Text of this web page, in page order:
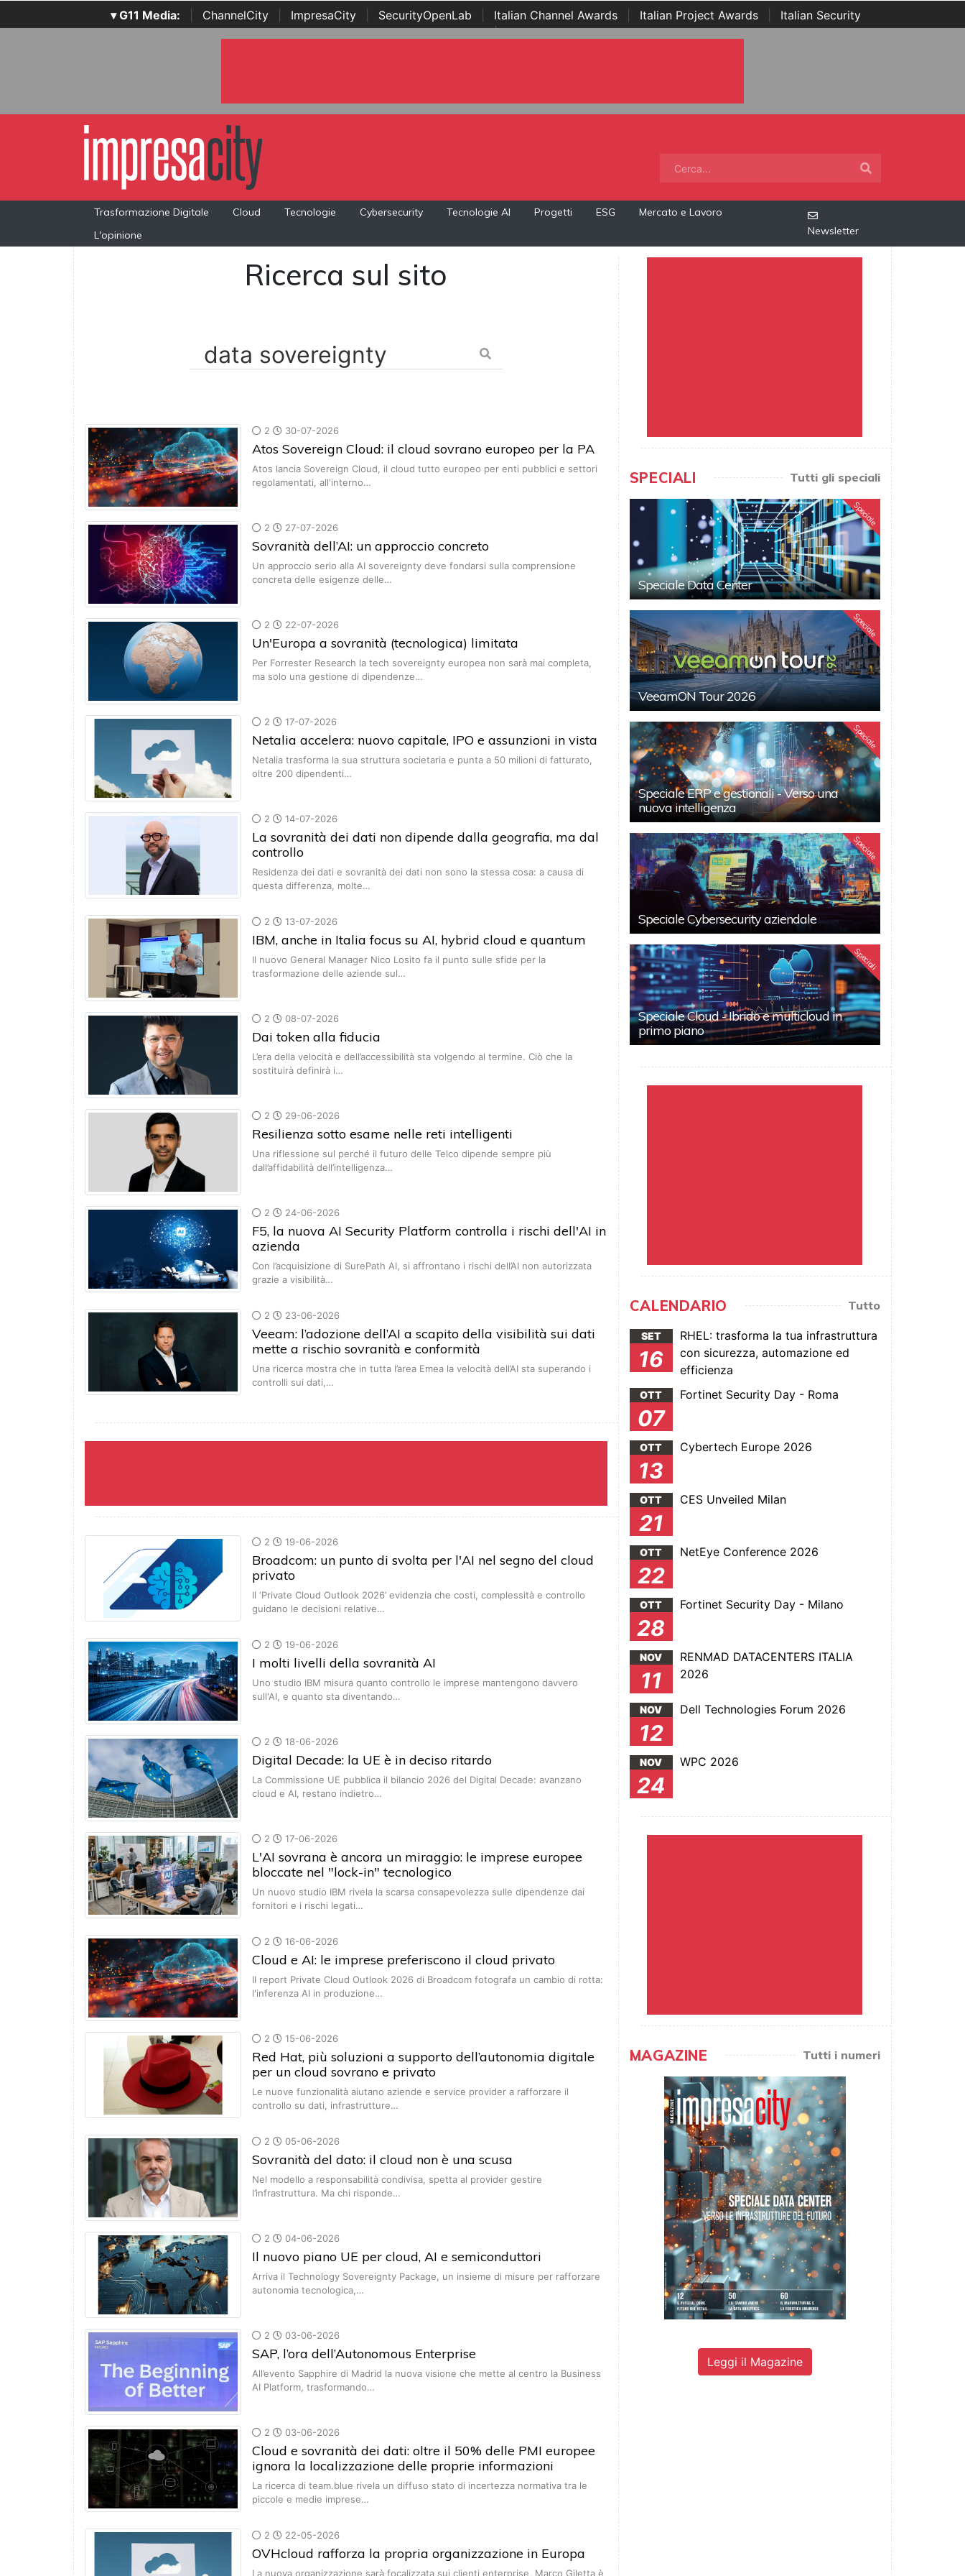
▾ G11 Media: ChannelCity ImpresaCity SecurityOpenLab Italian Channel Awards Italian Project Awards
Italian Security
Awards | ...
Trasformazione Digitale Cloud Tecnologie Cybersecurity Tecnologie AI Progetti ESG
Mercato e Lavoro
L'opinione
Newsletter
Ricerca sul sito
2 30-07-2026
Atos Sovereign Cloud: il cloud sovrano europeo per la PA
Atos lancia Sovereign Cloud, il cloud tutto europeo per enti pubblici e settori
regolamentati, all'interno…
2 27-07-2026
Sovranità dell’AI: un approccio concreto
Un approccio serio alla AI sovereignty deve fondarsi sulla comprensione
concreta delle esigenze delle…
2 22-07-2026
Un'Europa a sovranità (tecnologica) limitata
Per Forrester Research la tech sovereignty europea non sarà mai completa,
ma solo una gestione di dipendenze…
2 17-07-2026
Netalia accelera: nuovo capitale, IPO e assunzioni in vista
Netalia trasforma la sua struttura societaria e punta a 50 milioni di fatturato,
oltre 200 dipendenti…
2 14-07-2026
La sovranità dei dati non dipende dalla geografia, ma dal
controllo
Residenza dei dati e sovranità dei dati non sono la stessa cosa: a causa di
questa differenza, molte…
2 13-07-2026
IBM, anche in Italia focus su AI, hybrid cloud e quantum
Il nuovo General Manager Nico Losito fa il punto sulle sfide per la
trasformazione delle aziende sul…
2 08-07-2026
Dai token alla fiducia
L’era della velocità e dell’accessibilità sta volgendo al termine. Ciò che la
sostituirà definirà i…
2 29-06-2026
Resilienza sotto esame nelle reti intelligenti
Una riflessione sul perché il futuro delle Telco dipende sempre più
dall’affidabilità dell’intelligenza…
2 24-06-2026
F5, la nuova AI Security Platform controlla i rischi dell'AI in
azienda
Con l’acquisizione di SurePath AI, si affrontano i rischi dell’AI non autorizzata
grazie a visibilità…
2 23-06-2026
Veeam: l’adozione dell’AI a scapito della visibilità sui dati
mette a rischio sovranità e conformità
Una ricerca mostra che in tutta l’area Emea la velocità dell’AI sta superando i
controlli sui dati,…
2 19-06-2026
Broadcom: un punto di svolta per l'AI nel segno del cloud
privato
Il ‘Private Cloud Outlook 2026’ evidenzia che costi, complessità e controllo
guidano le decisioni relative…
2 19-06-2026
I molti livelli della sovranità AI
Uno studio IBM misura quanto controllo le imprese mantengono davvero
sull'AI, e quanto sta diventando…
2 18-06-2026
Digital Decade: la UE è in deciso ritardo
La Commissione UE pubblica il bilancio 2026 del Digital Decade: avanzano
cloud e AI, restano indietro…
2 17-06-2026
L'AI sovrana è ancora un miraggio: le imprese europee
bloccate nel "lock-in" tecnologico
Un nuovo studio IBM rivela la scarsa consapevolezza sulle dipendenze dai
fornitori e i rischi legati…
2 16-06-2026
Cloud e AI: le imprese preferiscono il cloud privato
Il report Private Cloud Outlook 2026 di Broadcom fotografa un cambio di rotta:
l'inferenza AI in produzione…
2 15-06-2026
Red Hat, più soluzioni a supporto dell’autonomia digitale
per un cloud sovrano e privato
Le nuove funzionalità aiutano aziende e service provider a rafforzare il
controllo su dati, infrastrutture…
2 05-06-2026
Sovranità del dato: il cloud non è una scusa
Nel modello a responsabilità condivisa, spetta al provider gestire
l’infrastruttura. Ma chi risponde…
2 04-06-2026
Il nuovo piano UE per cloud, AI e semiconduttori
Arriva il Technology Sovereignty Package, un insieme di misure per rafforzare
autonomia tecnologica,…
2 03-06-2026
SAP, l’ora dell’Autonomous Enterprise
All’evento Sapphire di Madrid la nuova visione che mette al centro la Business
AI Platform, trasformando…
2 03-06-2026
Cloud e sovranità dei dati: oltre il 50% delle PMI europee
ignora la localizzazione delle proprie informazioni
La ricerca di team.blue rivela un diffuso stato di incertezza normativa tra le
piccole e medie imprese…
2 22-05-2026
OVHcloud rafforza la propria organizzazione in Europa
La nuova organizzazione sarà focalizzata sui clienti enterprise, Marco Giletta è
SPECIALI Tutti gli speciali
Speciale
Speciale Data Center
Speciale
VeeamON Tour 2026
Speciale
Speciale ERP e gestionali - Verso una
nuova intelligenza
Speciale
Speciale Cybersecurity aziendale
Speciali
Speciale Cloud - Ibrido e multicloud in
primo piano
CALENDARIO Tutto
SET
16
RHEL: trasforma la tua infrastruttura
con sicurezza, automazione ed
efficienza
OTT
07
Fortinet Security Day - Roma
OTT
13
Cybertech Europe 2026
OTT
21
CES Unveiled Milan
OTT
22
NetEye Conference 2026
OTT
28
Fortinet Security Day - Milano
NOV
11
RENMAD DATACENTERS ITALIA
2026
NOV
12
Dell Technologies Forum 2026
NOV
24
WPC 2026
MAGAZINE Tutti i numeri
Leggi il Magazine